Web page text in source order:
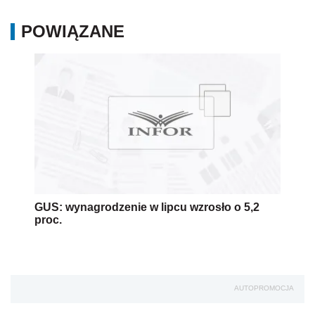
POWIĄZANE
GUS: wynagrodzenie w lipcu wzrosło o 5,2
proc.
AUTOPROMOCJA